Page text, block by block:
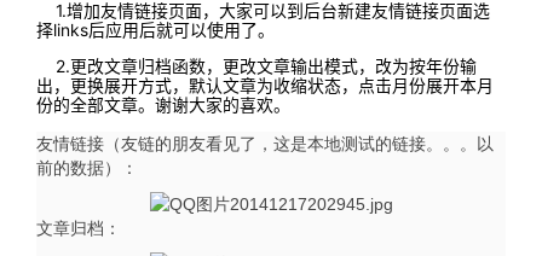
1.增加友情链接页面，大家可以到后台新建友情链接页面选
择links后应用后就可以使用了。
2.更改文章归档函数，更改文章输出模式，改为按年份输
出，更换展开方式，默认文章为收缩状态，点击月份展开本月
份的全部文章。谢谢大家的喜欢。
友情链接（友链的朋友看见了，这是本地测试的链接。。。以
前的数据）：
文章归档：